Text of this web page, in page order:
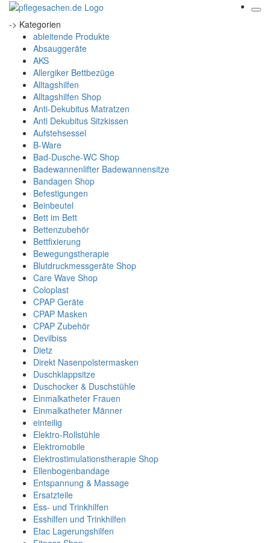
-> Kategorien
ableitende Produkte
Absauggeräte
AKS
Allergiker Bettbezüge
Alltagshilfen
Alltagshilfen Shop
Anti-Dekubitus Matratzen
Anti Dekubitus Sitzkissen
Aufstehsessel
B-Ware
Bad-Dusche-WC Shop
Badewannenlifter Badewannensitze
Bandagen Shop
Befestigungen
Beinbeutel
Bett im Bett
Bettenzubehör
Bettfixierung
Bewegungstherapie
Blutdruckmessgeräte Shop
Care Wave Shop
Coloplast
CPAP Geräte
CPAP Masken
CPAP Zubehör
Devilbiss
Dietz
Direkt Nasenpolstermasken
Duschklappsitze
Duschocker & Duschstühle
Einmalkatheter Frauen
Einmalkatheter Männer
einteilig
Elektro-Rollstühle
Elektromobile
Elektrostimulationstherapie Shop
Ellenbogenbandage
Entspannung & Massage
Ersatzteile
Ess- und Trinkhilfen
Esshilfen und Trinkhilfen
Etac Lagerungshilfen